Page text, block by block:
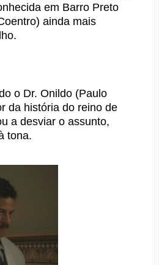
em Barro Preto
ainda mais
o Dr. Onildo (Paulo
da história do reino de
a desviar o assunto,
tona.